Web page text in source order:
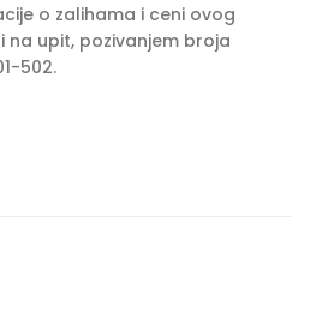
o zalihama i ceni ovog
upit, pozivanjem broja
502.